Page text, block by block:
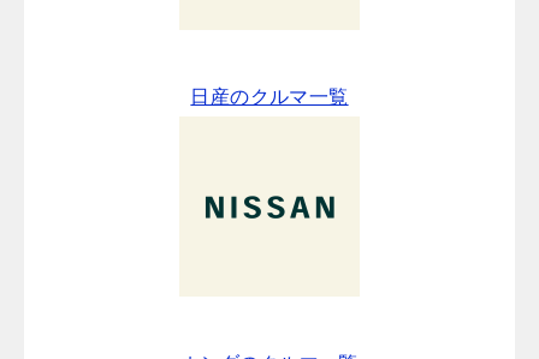
日産のクルマ一覧